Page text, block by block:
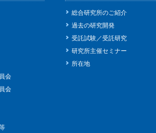
会
会
総合研究所のご紹介
過去の研究開発
受託試験／受託研究
研究所主催セミナー
所在地